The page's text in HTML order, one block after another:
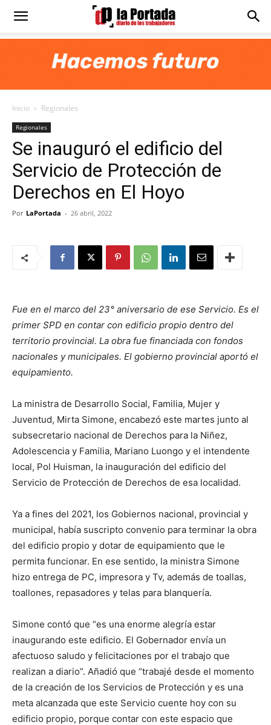
Diario
Portada
Inicio Regionales
Regionales
Se inauguró el edificio del
Servicio de Protección de
Derechos en El Hoyo
Por LaPortada - 26 abril, 2022
Fue en el marco del 23° aniversario de ese Servicio. Es el
primer SPD en contar con edificio propio dentro del
territorio provincial. La obra fue financiada con fondos
nacionales y municipales. El gobierno provincial aportó el
equipamiento.
La ministra de Desarrollo Social, Familia, Mujer y
Juventud, Mirta Simone, encabezó este martes junto al
subsecretario nacional de Derechos para la Niñez,
Adolescencia y Familia, Mariano Luongo y el intendente
local, Pol Huisman, la inauguración del edificio del
Servicio de Protección de Derechos de esa localidad.
Ya a fines del 2021, los Gobiernos nacional, provincial y
municipal, había suscripto convenio para terminar la obra
del edificio propio y dotar de equipamiento que le
permita funcionar. En ese sentido, la ministra Simone
hizo entrega de PC, impresora y Tv, además de toallas,
toallones, repasadores y telas para blanquería.
Simone contó que “es una enorme alegría estar
inaugurando este edificio. El Gobernador envía un
afectuoso saludo y felicitaciones por el trabajo que
realizan a diario”. Añadió que “trabajé desde el momento
de la creación de los Servicios de Protección y es una
meta alcanzada que este Servicio cuente hoy con su
edificio propio, porque contar con este espacio que